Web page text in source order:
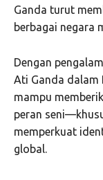
Ganda turut
berbagai negara
Dengan
Ati Ganda dalam
mampu
peran
memperkuat
global.